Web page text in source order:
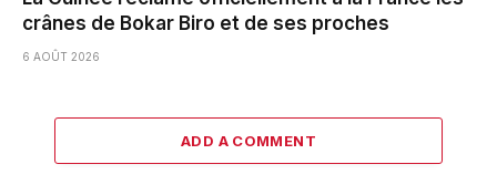
crânes de Bokar Biro et de ses proches
6 AOÛT 2026
ADD A COMMENT